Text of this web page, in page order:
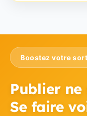
Boostez votre
Publier
Se faire